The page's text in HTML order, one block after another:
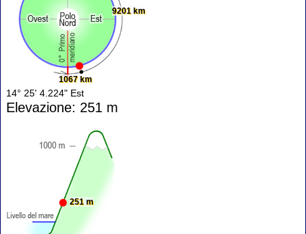
1067 km
9201 km
14° 25' 4.224" Est
Elevazione: 251 m
251 m